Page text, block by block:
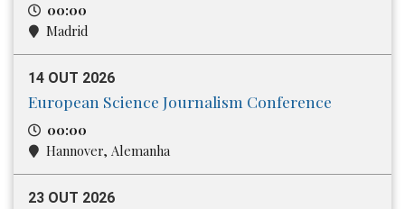
00:00
Madrid
14 OUT 2026
European Science Journalism Conference
00:00
Hannover, Alemanha
23 OUT 2026